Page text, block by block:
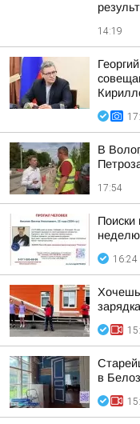
14:19
В
17:54
Поиски
16:24
в